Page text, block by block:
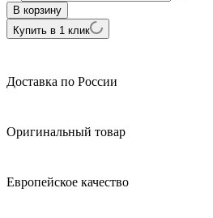
В корзину
Купить в 1 клик
Доставка по России
Оригинальный товар
Европейское качество